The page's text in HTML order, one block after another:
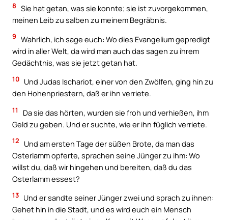
8 Sie hat getan, was sie konnte; sie ist zuvorgekommen,
meinen Leib zu salben zu meinem Begräbnis.
9 Wahrlich, ich sage euch: Wo dies Evangelium gepredigt
wird in aller Welt, da wird man auch das sagen zu ihrem
Gedächtnis, was sie jetzt getan hat.
10 Und Judas Ischariot, einer von den Zwölfen, ging hin zu
den Hohenpriestern, daß er ihn verriete.
11
Da sie das hörten, wurden sie froh und verhießen, ihm
Geld zu geben. Und er suchte, wie er ihn füglich verriete.
12
Und am ersten Tage der süßen Brote, da man das
Osterlamm opferte, sprachen seine Jünger zu ihm: Wo
willst du, daß wir hingehen und bereiten, daß du das
Osterlamm essest?
13 Und er sandte seiner Jünger zwei und sprach zu ihnen:
Gehet hin in die Stadt, und es wird euch ein Mensch